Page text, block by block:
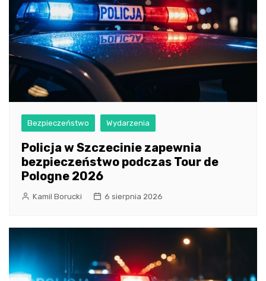
Bezpieczeństwo Wydarzenia
Policja w Szczecinie zapewnia
bezpieczeństwo podczas Tour de
Pologne 2026
Kamil Borucki 6 sierpnia 2026